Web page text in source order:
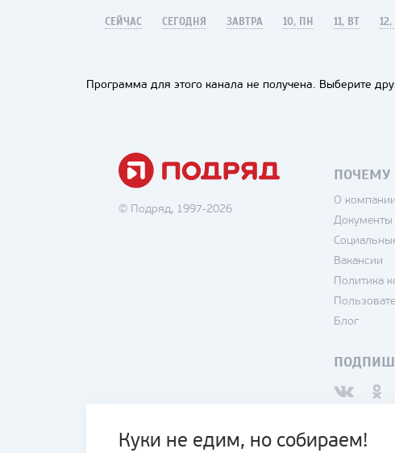
Куки не едим, но собираем!
СЕЙЧАС СЕГОДНЯ ЗАВТРА 10, ПН 11, ВТ
Программа для этого канала не получена. Выберите
© Подряд, 1997-2026
ПОЧЕМУ
О компании
Документы
Вакансии
Политика
Блог